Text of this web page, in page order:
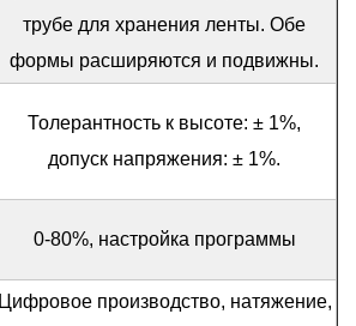
трубе для хранения ленты. Обе
формы расширяются и подвижны.
Толерантность к высоте: ± 1%,
допуск напряжения: ± 1%.
0-80%, настройка программы
Цифровое производство, натяжение,